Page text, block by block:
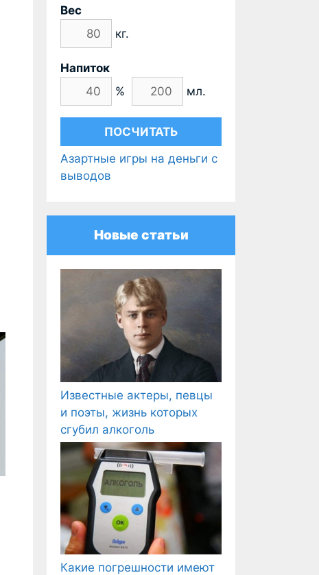
Вес
кг.
Напиток
%
мл.
Азартные игры на деньги с
выводов
Новые статьи
Известные актеры, певцы
и поэты, жизнь которых
сгубил алкоголь
Какие погрешности имеют